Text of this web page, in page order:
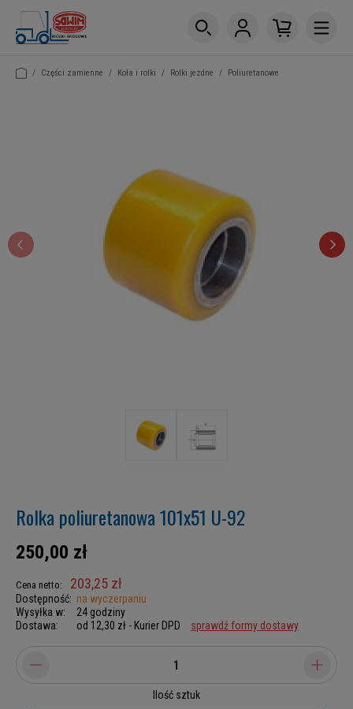
/ Części zamienne / Koła i rolki / Rolki jezdne / Poliuretanowe
Rolka poliuretanowa 101x51 U-92
250,00 zł
Cena netto: 203,25 zł
Dostępność: na wyczerpaniu
Wysyłka w:
24 godziny
Dostawa:
od 12,30 zł - Kurier DPD sprawdź formy dostawy
Ilość sztuk